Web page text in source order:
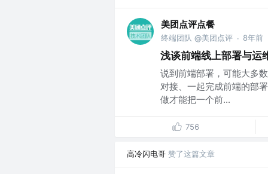
美团点评点餐
终端团队 @美团点评 · 8年前
浅谈前端线上部署与运
说到前端部署，可能大多
对接、一起完成前端的部
做才能把一个前...
756
高冷闪电哥 赞了这篇文章